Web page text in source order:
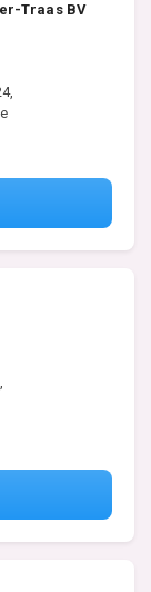
Traas BV